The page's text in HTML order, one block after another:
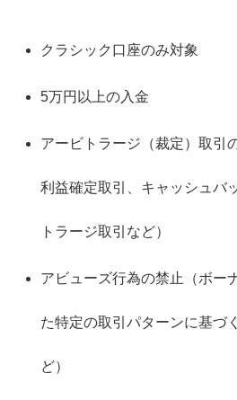
クラシック口座のみ対象
5万円以上の入金
アービトラージ（裁定）取引
利益確定取引、キャッシュバ
トラージ取引など）
アビューズ行為の禁止（ボー
た特定の取引パターンに基づ
ど）